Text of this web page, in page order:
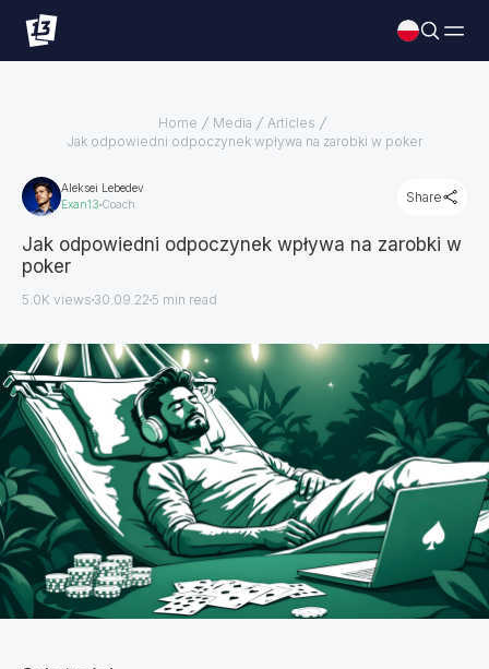
Home Media
Articles
Jak odpowiedni odpoczynek wpływa na zarobki w poker
Aleksei Lebedev
Exan13 Coach Share
Jak odpowiedni odpoczynek wpływa na zarobki w
poker
5.0K views 30.09.22 5 min read